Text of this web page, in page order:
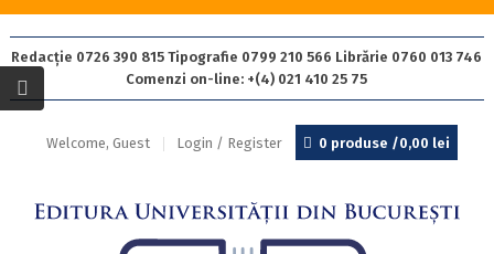
Redacție 0726 390 815 Tipografie 0799 210 566 Librărie 0760 013 746
Comenzi on-line: +(4) 021 410 25 75
Welcome, Guest Login / Register 0 produse /0,00 lei